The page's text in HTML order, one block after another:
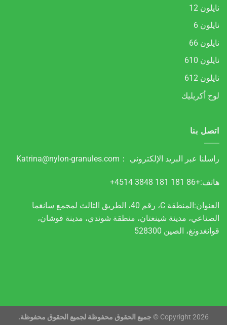
نايلون 12
نايلون 6
نايلون 66
نايلون 610
نايلون 612
لوح أكريليك
اتصل بنا
راسلنا عبر البريد الإلكتروني ： Katrina@nylon-granules.com
هاتف:+86 181 181 3848 4514+
العنوان:المنطقة C، رقم 40، الطريق الثالث لمجمع سانغما
الصناعي، مدينة شينغتان، منطقة شوندي، مدينة فوشان،
قوانغدونغ، الصين 528300
Copyright 2026 © جميع الحقوق محفوظة لجميع الحقوق محفوظة.